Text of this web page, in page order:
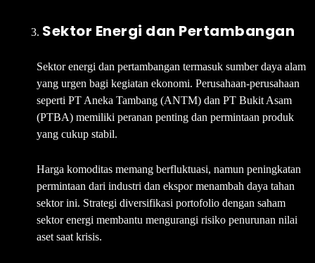
Sektor Energi dan Pertambangan
Sektor energi dan pertambangan termasuk sumber daya alam
yang urgen bagi kegiatan ekonomi. Perusahaan-perusahaan
seperti PT Aneka Tambang (ANTM) dan PT Bukit Asam
(PTBA) memiliki peranan penting dan permintaan produk
yang cukup stabil.
Harga komoditas memang berfluktuasi, namun peningkatan
permintaan dari industri dan ekspor menambah daya tahan
sektor ini. Strategi diversifikasi portofolio dengan saham
sektor energi membantu mengurangi risiko penurunan nilai
aset saat krisis.